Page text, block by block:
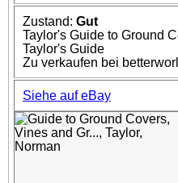
Zustand: Gut
Taylor's Guide to Ground
Taylor's Guide
Zu verkaufen bei
Siehe auf eBay